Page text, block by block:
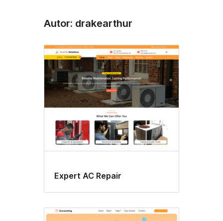
Autor: drakearthur
Expert AC Repair